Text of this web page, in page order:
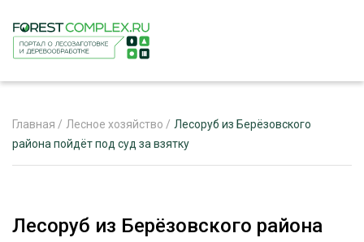
РЕКЛАМОДАТЕЛЯМ
Главная / Лесное хозяйство / Лесоруб из Берёзовского
района пойдёт под суд за взятку
Лесоруб из Берёзовского района